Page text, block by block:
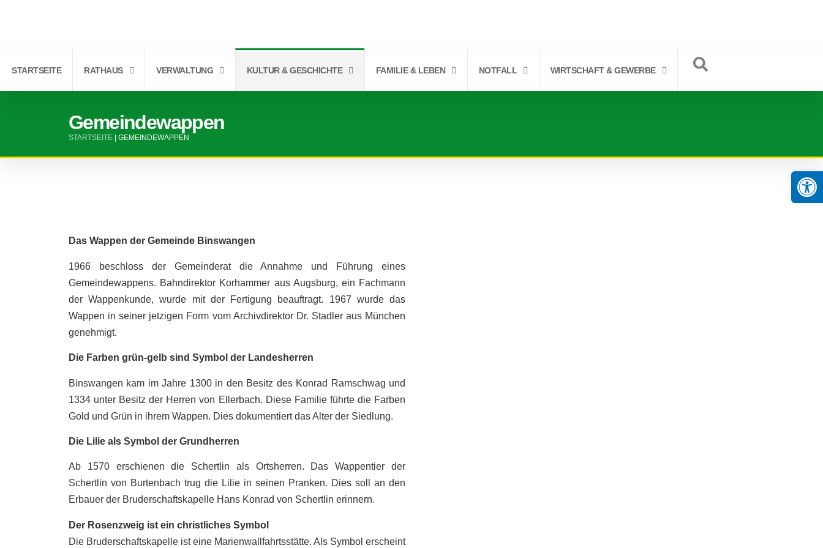
STARTSEITE RATHAUS VERWALTUNG KULTUR & GESCHICHTE FAMILIE & LEBEN NOTFALL WIRTSCHAFT & GEWERBE
Gemeindewappen
STARTSEITE | GEMEINDEWAPPEN
Das Wappen der Gemeinde Binswangen
1966 beschloss der Gemeinderat die Annahme und Führung eines
Gemeindewappens. Bahndirektor Korhammer aus Augsburg, ein Fachmann
der Wappenkunde, wurde mit der Fertigung beauftragt. 1967 wurde das
Wappen in seiner jetzigen Form vom Archivdirektor Dr. Stadler aus München
genehmigt.
Die Farben grün-gelb sind Symbol der Landesherren
Binswangen kam im Jahre 1300 in den Besitz des Konrad Ramschwag und
1334 unter Besitz der Herren von Ellerbach. Diese Familie führte die Farben
Gold und Grün in ihrem Wappen. Dies dokumentiert das Alter der Siedlung.
Die Lilie als Symbol der Grundherren
Ab 1570 erschienen die Schertlin als Ortsherren. Das Wappentier der
Schertlin von Burtenbach trug die Lilie in seinen Pranken. Dies soll an den
Erbauer der Bruderschaftskapelle Hans Konrad von Schertlin erinnern.
Der Rosenzweig ist ein christliches Symbol
Die Bruderschaftskapelle ist eine Marienwallfahrtsstätte. Als Symbol erscheint